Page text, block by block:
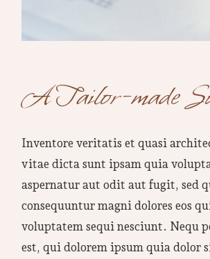
A Tailor-made
Inventore veritatis et quasi
vitae dicta sunt ipsam quia
aspernatur aut odit aut fugit, sed
consequuntur magni dolores eos
voluptatem sequi nesciunt. Nequ
est, qui dolorem ipsum quia dolor